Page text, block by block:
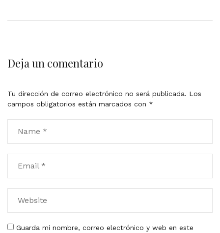
Deja un comentario
Tu dirección de correo electrónico no será publicada. Los
campos obligatorios están marcados con *
Guarda mi nombre, correo electrónico y web en este